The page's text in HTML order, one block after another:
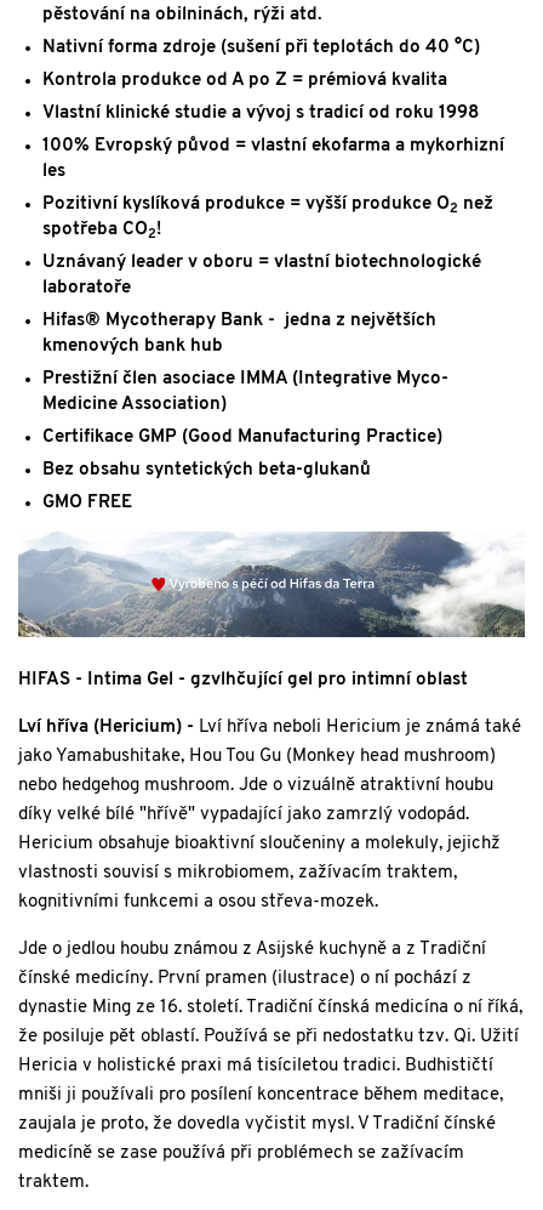
pěstování na obilninách, rýži atd.
Nativní forma zdroje (sušení při teplotách do 40 °C)
Kontrola produkce od A po Z = prémiová kvalita
Vlastní klinické studie a vývoj s tradicí od roku 1998
100% Evropský původ = vlastní ekofarma a mykorhizní
les
Pozitivní kyslíková produkce = vyšší produkce O2 než
spotřeba CO2!
Uznávaný leader v oboru = vlastní biotechnologické
laboratoře
Hifas® Mycotherapy Bank - jedna z největších
kmenových bank hub
Prestižní člen asociace IMMA (Integrative Myco-
Medicine Association)
Certifikace GMP (Good Manufacturing Practice)
Bez obsahu syntetických beta-glukanů
GMO FREE
HIFAS - Intima Gel - gzvlhčující gel pro intimní oblast
Lví hříva (Hericium) - Lví hříva neboli Hericium je známá také
jako Yamabushitake, Hou Tou Gu (Monkey head mushroom)
nebo hedgehog mushroom. Jde o vizuálně atraktivní houbu
díky velké bílé "hřívě" vypadající jako zamrzlý vodopád.
Hericium obsahuje bioaktivní sloučeniny a molekuly, jejichž
vlastnosti souvisí s mikrobiomem, zažívacím traktem,
kognitivními funkcemi a osou střeva-mozek.
Jde o jedlou houbu známou z Asijské kuchyně a z Tradiční
čínské medicíny. První pramen (ilustrace) o ní pochází z
dynastie Ming ze 16. století. Tradiční čínská medicína o ní říká,
že posiluje pět oblastí. Používá se při nedostatku tzv. Qi. Užití
Hericia v holistické praxi má tisíciletou tradici. Budhističtí
mniši ji používali pro posílení koncentrace během meditace,
zaujala je proto, že dovedla vyčistit mysl. V Tradiční čínské
medicíně se zase používá při problémech se zažívacím
traktem.